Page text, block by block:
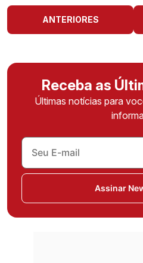
ANTERIORES
Receba as
Últimas notícias para
Assinar